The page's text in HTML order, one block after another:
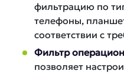
фильтрацию по
телефоны,
соответствии с
Фильтр
позволяет